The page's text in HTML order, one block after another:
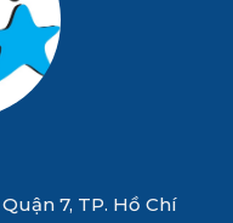
7, TP. Hồ Chí